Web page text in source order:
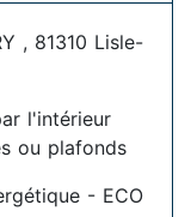
, 81310 Lisle-
l'intérieur
ou plafonds
- ECO